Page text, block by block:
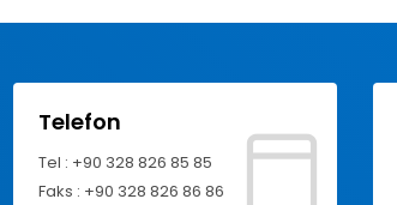
Telefon
Tel : +90 328 826 85 85
Faks : +90 328 826 86 86